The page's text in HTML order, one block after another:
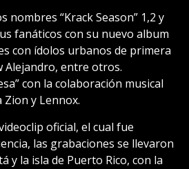
nombres “Krack Season” 1,2 y
fanáticos con su nuevo album
con ídolos urbanos de primera
Alejandro, entre otros.
con la colaboración musical
Zion y Lennox.
oficial, el cual fue
las grabaciones se llevaron
y la isla de Puerto Rico, con la